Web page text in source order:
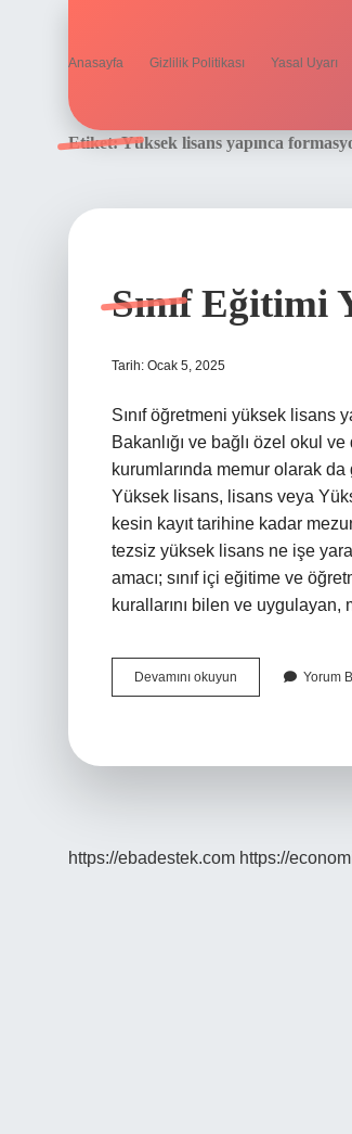
Anasayfa Gizlilik Politikası Yasal Uyarı
Etiket:Yüksek lisans yapınca
Sınıf Eğitimi
Tarih: Ocak 5, 2025
Sınıf öğretmeni yüksek lisans
Bakanlığı ve bağlı özel okul
kurumlarında memur olarak
Yüksek lisans, lisans veya
kesin kayıt tarihine kadar
tezsiz yüksek lisans ne işe
amacı; sınıf içi eğitime ve
kurallarını bilen ve
Devamını okuyun
Eğitimi
Yorum
https://ebadestek.com https://